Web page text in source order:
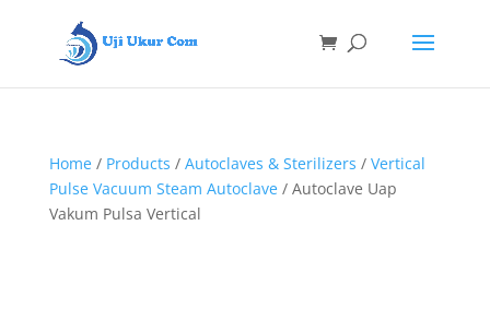
Home/ Products / Autoclaves & Sterilizers / Vertical
Pulse Vacuum Steam Autoclave/ Autoclave Uap
Vakum Pulsa Vertical